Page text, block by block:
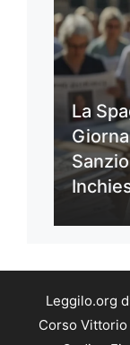
La
Leggilo.org
Corso Vittorio